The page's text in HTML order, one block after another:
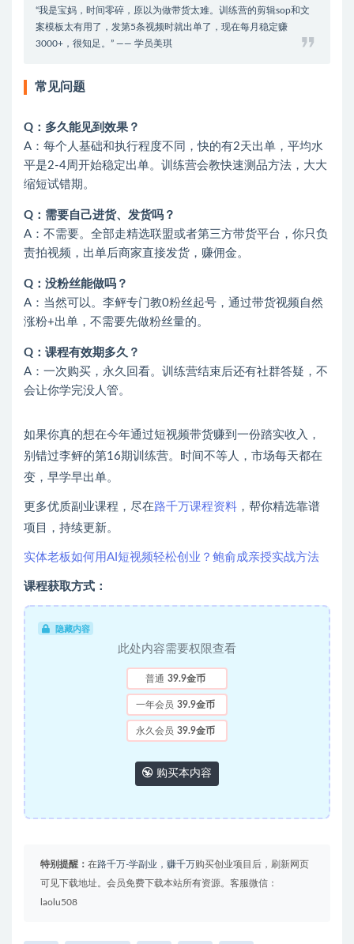
“我是宝妈，时间零碎，原以为做带货太难。训练营的剪辑sop和文
案模板太有用了，发第5条视频时就出单了，现在每月稳定赚
3000+，很知足。” —— 学员美琪
常见问题
Q：多久能见到效果？
A：每个人基础和执行程度不同，快的有2天出单，平均水
平是2-4周开始稳定出单。训练营会教快速测品方法，大大
缩短试错期。
Q：需要自己进货、发货吗？
A：不需要。全部走精选联盟或者第三方带货平台，你只负
责拍视频，出单后商家直接发货，赚佣金。
Q：没粉丝能做吗？
A：当然可以。李鲆专门教0粉丝起号，通过带货视频自然
涨粉+出单，不需要先做粉丝量的。
Q：课程有效期多久？
A：一次购买，永久回看。训练营结束后还有社群答疑，不
会让你学完没人管。
如果你真的想在今年通过短视频带货赚到一份踏实收入，
别错过李鲆的第16期训练营。时间不等人，市场每天都在
变，早学早出单。
更多优质副业课程，尽在路千万课程资料 ，帮你精选靠谱
项目，持续更新。
实体老板如何用AI短视频轻松创业？鲍俞成亲授实战方法
课程获取方式：
隐藏内容
此处内容需要权限查看
普通 39.9金币
一年会员 39.9金币
永久会员 39.9金币
购买本内容
特别提醒： 在路千万-学副业，赚千万购买创业项目后，刷新网页
可见下载地址。会员免费下载本站所有资源。客服微信：
laolu508